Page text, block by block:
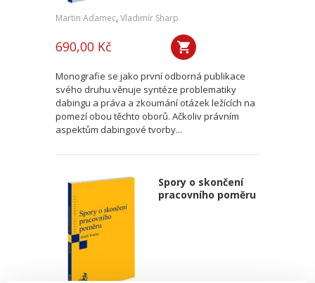
Martin Adamec, Vladimír Sharp
690,00 Kč
Monografie se jako první odborná publikace
svého druhu věnuje syntéze problematiky
dabingu a práva a zkoumání otázek ležících na
pomezí obou těchto oborů. Ačkoliv právním
aspektům dabingové tvorby...
Spory o skončení
pracovního poměru